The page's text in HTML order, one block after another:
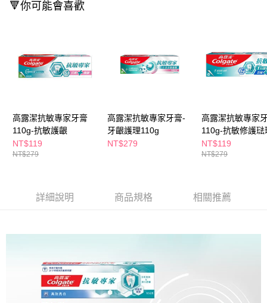
※ 交易是否成功請以「AFTEE先享後付 」之結帳頁面顯示為準，若有關於
【注意事項】
１．透過由恩沛科技股份有限公司提供之「AFTEE先享後付」服務完成之交
易，需依本服務之必要範圍內提供個人資料，並將交易相關給付款項請求債
３．未成年的使用者請事先徵得法定代理人或監護人之同意方可使用
「AFTEE先享後付」，若未經同意申辦者引起之損失，本公司不負相關責
任。
４．使用「AFTEE先享後付」時，將依據個別帳號之用戶狀況，依本公司即
恩沛科技股份有限公司將有權停止該用戶之使用額度並採取法律行動。
付款後萊爾富取貨
每筆NT$65，滿NT$490(含以上)免運費
宅配(本島)
每筆NT$100，滿NT$790(含以上)免運費
🔻你可能會喜歡
高露潔抗敏專家牙膏
110g-抗敏護齦
NT$119
NT$279
高露潔抗敏專家牙膏-
牙齦護理110g
NT$279
高露潔抗敏專家
110g-抗敏修護琺
NT$119
NT$279
詳細說明 商品規格 相關推薦